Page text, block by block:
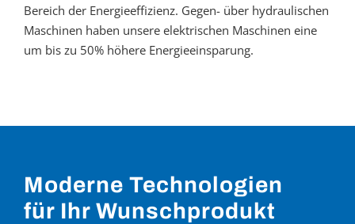
Bereich der Energieeffizienz. Gegen- über hydraulischen
Maschinen haben unsere elektrischen Maschinen eine
um bis zu 50% höhere Energieeinsparung.
Moderne Technologien
für Ihr Wunschprodukt